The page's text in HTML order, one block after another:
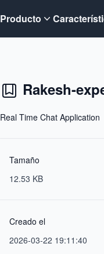
Producto
Rakesh-
Real Time Chat Application
Tamaño
12.53 KB
Creado el
2026-03-22 19:11:40